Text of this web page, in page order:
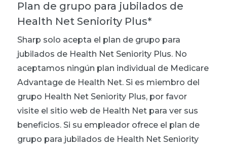
Plan de grupo para jubilados de
Health Net Seniority Plus*
Sharp solo acepta el plan de grupo para
jubilados de Health Net Seniority Plus. No
aceptamos ningún plan individual de Medicare
Advantage de Health Net. Si es miembro del
grupo Health Net Seniority Plus, por favor
visite el sitio web de Health Net para ver sus
beneficios. Si su empleador ofrece el plan de
grupo para jubilados de Health Net Seniority